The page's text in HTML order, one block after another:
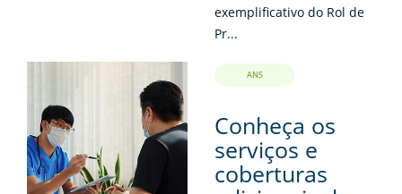
exemplificativo do Rol de
Pr...
ANS
Conheça os
serviços e
coberturas